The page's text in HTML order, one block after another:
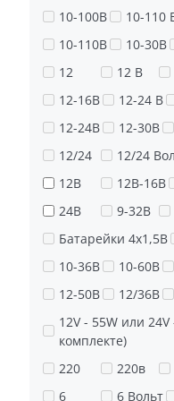
ВЫБОР И
При выборе
предлагает
модель,
ПРИМЕРЫ
Однорожковые
Изготовлены из
Уровень звука до
Для удобства
подходящую модель.
10-100В
10-110
10-110В
10-30В
12
12 В
12-16В
12-24 В
12-24В
12-30В
12/24
12/24
12В
12В-16В
24В
9-32В
Батарейки 4х1,5В
10-36В
10-60В
12-50В
12/36В
12V - 55W или
комплекте)
220
220в
6
6 Вольт